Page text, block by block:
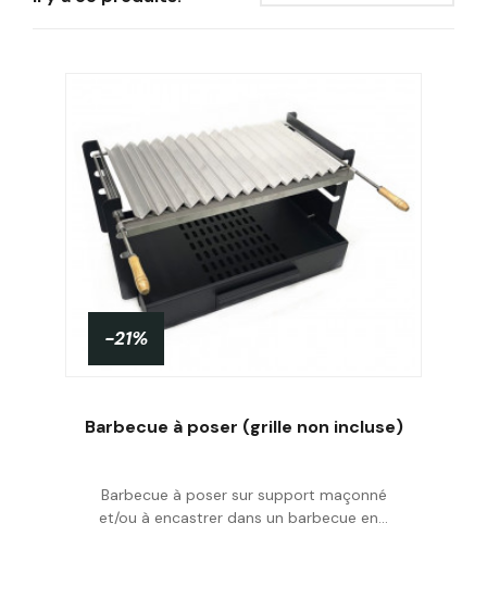
Acheter
-21%
Barbecue à poser (grille non incluse)
Barbecue à poser sur support maçonné
et/ou à encastrer dans un barbecue en...